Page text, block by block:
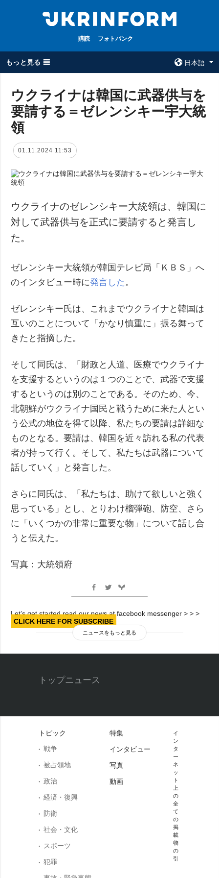
購読 フォトバンク
もっと見る ☰
日本語
全てのトピック
政治
経済・復興
社会・文化
スポーツ
ウクルインフォ
ルム
追加
特集
写真
動画
サービス
ウクライナは韓国に武器供与を
要請する＝ゼレンシキー宇大統
領
01.11.2024 11:53
ウクライナのゼレンシキー大統領は、韓国に
対して武器供与を正式に要請すると発言し
た。
ゼレンシキー大統領が韓国テレビ局「ＫＢＳ」へ
のインタビュー時に発言した 。
ゼレンシキー氏は、これまでウクライナと韓国は
互いのことについて「かなり慎重に」振る舞って
きたと指摘した。
そして同氏は、「財政と人道、医療でウクライナ
を支援するというのは１つのことで、武器で支援
するというのは別のことである。そのため、今、
北朝鮮がウクライナ国民と戦うために来た人とい
う公式の地位を得て以降、私たちの要請は詳細な
ものとなる。要請は、韓国を近々訪れる私の代表
者が持って行く。そして、私たちは武器について
話していく」と発言した。
さらに同氏は、「私たちは、助けて欲しいと強く
思っている」とし、とりわけ榴弾砲、防空、さら
に「いくつかの非常に重要な物」について話し合
うと伝えた。
写真：大統領府
Let’s get started read our news at facebook messenger > > >
CLICK HERE FOR SUBSCRIBE
ニュースをもっと見る
トップニュース
トピック
戦争
被占領地
政治
経済・復興
防衛
社会・文化
スポーツ
犯罪
特集
インタビュー
写真
動画
イ
ン
タ
ー
ネ
ッ
ト
上
の
全
て
の
掲
載
物
の
引